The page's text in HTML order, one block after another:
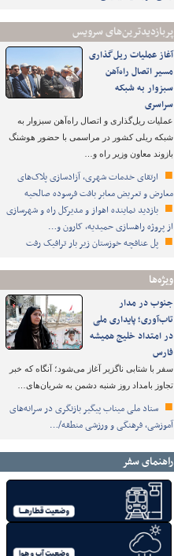
پربازدیدترین‌های سرویس
آغاز عملیات ریل‌گذاری
مسیر اتصال راه‌آهن
سبزوار به شبکه
سراسری
عملیات ریل‌گذاری و اتصال راه‌آهن سبزوار به
شبکه ریلی کشور در مراسمی با حضور هوشنگ
بازوند معاون وزیر راه و…
ارتقای خدمات شهری، آزادسازی پلاک‌های
معارض و تعریض معابر بافت فرسوده صالحیه
بازدید نماینده اهواز و مدیرکل راه و شهرسازی
از پروژه راهسازی حمیدیه، کارون و…
پل عنافچه خوزستان زیر بار ترافیک رفت
ویژه‌ها
جنوب در مدار
تاب‌آوری؛ پایداری ملی
در امتداد خلیج همیشه
فارس
سفر با شتابی ناگزیر آغاز می‌شود؛ آنگاه که خبر
تجاوز بامداد روز شنبه دشمن به شریان‌های…
ستاد ملی میناب پیگیر بازنگری در سرانه‌های
آموزشی، فرهنگی و ورزشی منطقه/…
راهنمای سفر